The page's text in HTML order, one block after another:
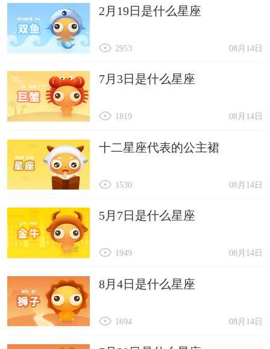
2月19日是什么星座
08月14日
2953
7月3日是什么星座
08月14日
1819
十二星座代表的公主裙
08月14日
1530
5月7日是什么星座
08月14日
1949
8月4日是什么星座
08月14日
1694